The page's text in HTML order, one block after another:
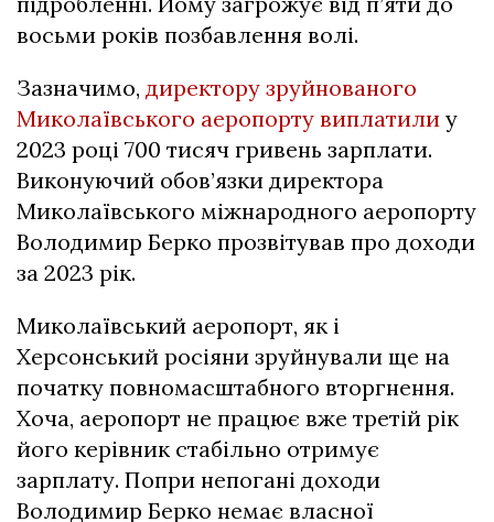
восьми років позбавлення волі.
Зазначимо, директору зруйнованого
Миколаївського аеропорту виплатили у
2023 році 700 тисяч гривень зарплати.
Виконуючий обов’язки директора
Миколаївського міжнародного аеропорту
Володимир Берко прозвітував про доходи
за 2023 рік.
Миколаївський аеропорт, як і
Херсонський росіяни зруйнували ще на
початку повномасштабного вторгнення.
Хоча, аеропорт не працює вже третій рік
його керівник стабільно отримує
зарплату. Попри непогані доходи
Володимир Берко немає власної